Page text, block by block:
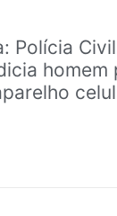
Polícia